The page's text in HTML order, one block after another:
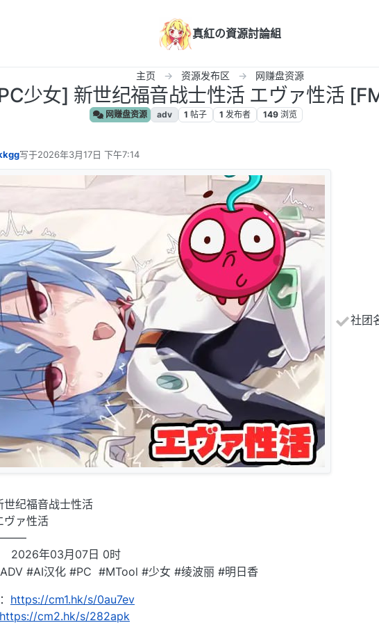
真紅の資源討論組
主页 资源发布区 网赚盘资源
少女] 新世纪福音战士性活 エヴァ性活
网赚盘资源 adv 1 帖子 1 发布者 149 浏览
写于2026年3月17日 下午7:14
最后由 编辑
社团
世纪福音战士性活
ヴァ性活
———
2026年03月07日 0时
#AI汉化 #PC #MTool #少女 #绫波丽 #明日香
https://cm1.hk/s/0au7ev
https://cm2.hk/s/282apk